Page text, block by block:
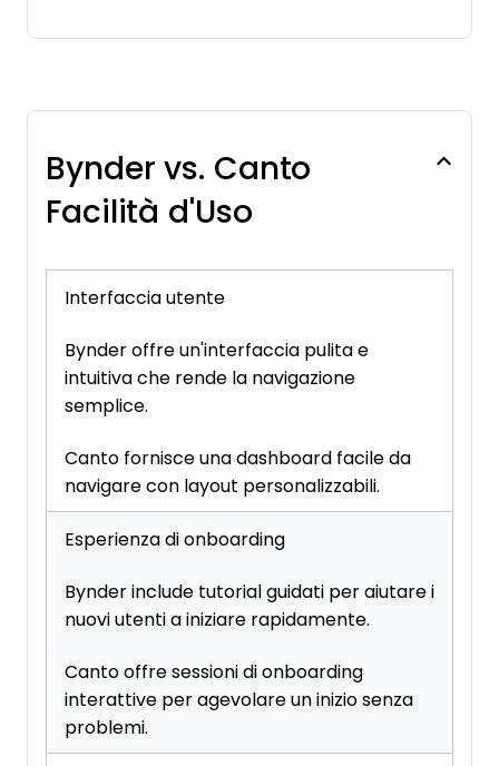
Bynder vs. Canto
Facilità d'Uso
Interfaccia utente
Bynder offre un'interfaccia pulita e
intuitiva che rende la navigazione
semplice.
Canto fornisce una dashboard facile da
navigare con layout personalizzabili.
Esperienza di onboarding
Bynder include tutorial guidati per aiutare i
nuovi utenti a iniziare rapidamente.
Canto offre sessioni di onboarding
interattive per agevolare un inizio senza
problemi.